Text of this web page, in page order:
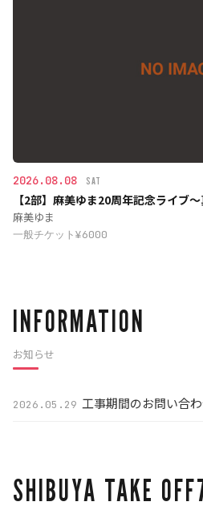
2026.08.08 SAT
【2部】麻美ゆま20周年記念ライブ
麻美ゆま
一般チケット¥6000
INFORMATION
お知らせ
2026.05.29 工事期間のお問い合
SHIBUYA TAKE